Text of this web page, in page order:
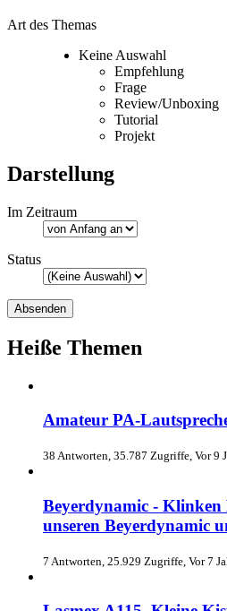
Art des Themas
Keine Auswahl
Empfehlung
Frage
Review/Unboxing
Tutorial
Projekt
Darstellung
Im Zeitraum
Status
Heiße Themen
Amateur PA-
38 Antworten, 35.787 Zugriffe, Vor 9
Beyerdynamic -
unseren Beyerdynamic
7 Antworten, 25.929 Zugriffe, Vor 7